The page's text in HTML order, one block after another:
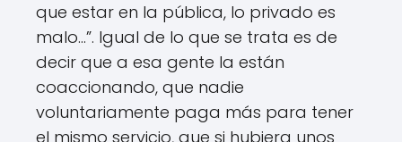
que estar en la pública, lo privado es
malo…”. Igual de lo que se trata es de
decir que a esa gente la están
coaccionando, que nadie
voluntariamente paga más para tener
el mismo servicio, que si hubiera unos